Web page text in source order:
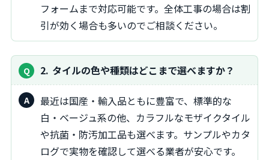
フォームまで対応可能です。全体工事の場合は割
引が効く場合も多いのでご相談ください。
2 タイルの色や種類はどこまで選べますか？
最近は国産・輸入品ともに豊富で、標準的な
白・ベージュ系の他、カラフルなモザイクタイル
や抗菌・防汚加工品も選べます。サンプルやカタ
ログで実物を確認して選べる業者が安心です。